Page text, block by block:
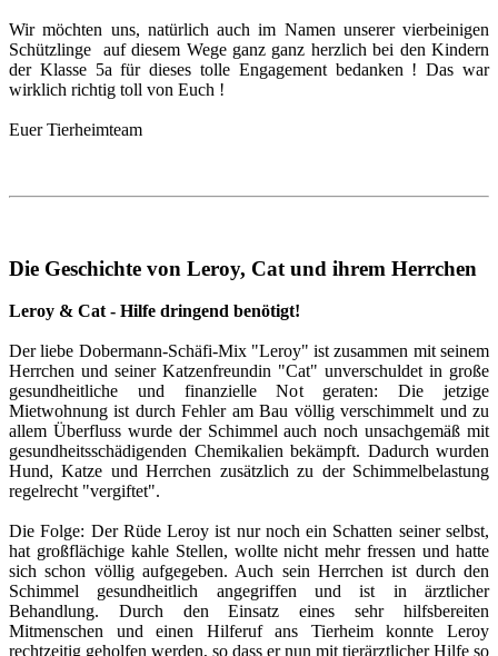
Wir möchten uns, natürlich auch im Namen unserer vierbeinigen
Schützlinge auf diesem Wege ganz ganz herzlich bei den Kindern
der Klasse 5a für dieses tolle Engagement bedanken ! Das war
wirklich richtig toll von Euch !
Euer Tierheimteam
Die Geschichte von Leroy, Cat und ihrem Herrchen
Leroy & Cat - Hilfe dringend benötigt!
Der liebe Dobermann-Schäfi-Mix "Leroy" ist zusammen mit seinem
Herrchen und seiner Katzenfreundin "Cat" unverschuldet in große
gesundheitliche und finanzielle Not geraten: Die jetzige
Mietwohnung ist durch Fehler am Bau völlig verschimmelt und zu
allem Überfluss wurde der Schimmel auch noch unsachgemäß mit
gesundheitsschädigenden Chemikalien bekämpft. Dadurch wurden
Hund, Katze und Herrchen zusätzlich zu der Schimmelbelastung
regelrecht "vergiftet".
Die Folge: Der Rüde Leroy ist nur noch ein Schatten seiner selbst,
hat großflächige kahle Stellen, wollte nicht mehr fressen und hatte
sich schon völlig aufgegeben. Auch sein Herrchen ist durch den
Schimmel gesundheitlich angegriffen und ist in ärztlicher
Behandlung. Durch den Einsatz eines sehr hilfsbereiten
Mitmenschen und einen Hilferuf ans Tierheim konnte Leroy
rechtzeitig geholfen werden, so dass er nun mit tierärztlicher Hilfe so